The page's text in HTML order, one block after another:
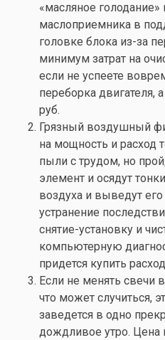
«масляное голодание»
маслоприемника в
головке блока из-за
минимум затрат на
если не успеете
переборка двигателя,
руб.
Грязный воздушный
на мощность и расход
пыли с трудом, но
элемент и осядут
воздуха и выведут
устранение
снятие-установку и
компьютерную
придется купить
Если не менять свечи
что может случиться,
заведется в одно
дождливое утро. Цена